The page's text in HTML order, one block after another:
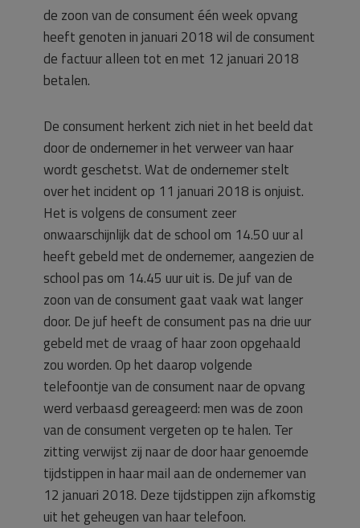
de zoon van de consument één week opvang
heeft genoten in januari 2018 wil de consument
de factuur alleen tot en met 12 januari 2018
betalen.
De consument herkent zich niet in het beeld dat
door de ondernemer in het verweer van haar
wordt geschetst. Wat de ondernemer stelt
over het incident op 11 januari 2018 is onjuist.
Het is volgens de consument zeer
onwaarschijnlijk dat de school om 14.50 uur al
heeft gebeld met de ondernemer, aangezien de
school pas om 14.45 uur uit is. De juf van de
zoon van de consument gaat vaak wat langer
door. De juf heeft de consument pas na drie uur
gebeld met de vraag of haar zoon opgehaald
zou worden. Op het daarop volgende
telefoontje van de consument naar de opvang
werd verbaasd gereageerd: men was de zoon
van de consument vergeten op te halen. Ter
zitting verwijst zij naar de door haar genoemde
tijdstippen in haar mail aan de ondernemer van
12 januari 2018. Deze tijdstippen zijn afkomstig
uit het geheugen van haar telefoon.